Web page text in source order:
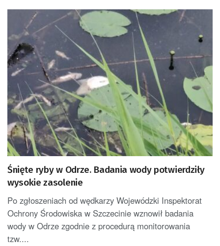
Śnięte ryby w Odrze. Badania wody potwierdziły
wysokie zasolenie
Po zgłoszeniach od wędkarzy Wojewódzki Inspektorat
Ochrony Środowiska w Szczecinie wznowił badania
wody w Odrze zgodnie z procedurą monitorowania
tzw....